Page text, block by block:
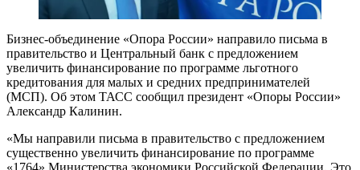
Бизнес-объединение «Опора России» направило письма в
правительство и Центральный банк с предложением
увеличить финансирование по программе льготного
кредитования для малых и средних предпринимателей
(МСП). Об этом ТАСС сообщил президент «Опоры России»
Александр Калинин.
«Мы направили письма в правительство с предложением
существенно увеличить финансирование по программе